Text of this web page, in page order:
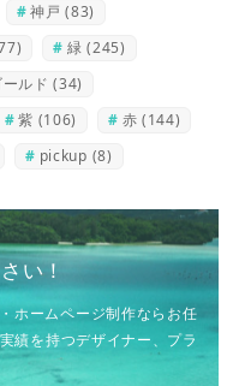
神戸 (83)
緑 (245)
ールド (34)
紫 (106) 赤 (144)
pickup (8)
い！
ホームページ制作ならお任
績を持つデザイナー、プラ